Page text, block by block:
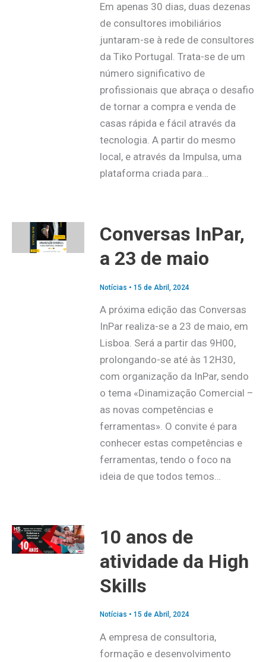
Em apenas 30 dias, duas dezenas
de consultores imobiliários
juntaram-se à rede de consultores
da Tiko Portugal. Trata-se de um
número significativo de
profissionais que abraça o desafio
de tornar a compra e venda de
casas rápida e fácil através da
tecnologia. A partir do mesmo
local, e através da Impulsa, uma
plataforma criada para…
Conversas InPar,
a 23 de maio
Notícias • 15 de Abril, 2024
A próxima edição das Conversas
InPar realiza-se a 23 de maio, em
Lisboa. Será a partir das 9H00,
prolongando-se até às 12H30,
com organização da InPar, sendo
o tema «Dinamização Comercial –
as novas competências e
ferramentas». O convite é para
conhecer estas competências e
ferramentas, tendo o foco na
ideia de que todos temos…
10 anos de
atividade da High
Skills
Notícias • 15 de Abril, 2024
A empresa de consultoria,
formação e desenvolvimento